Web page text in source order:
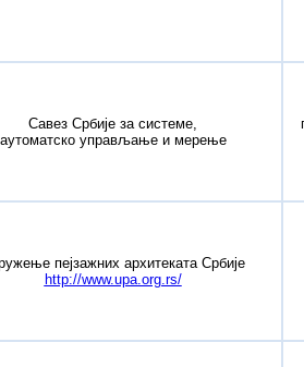
Савез Србије за системе,
аутоматско управљање и мерење
пејзажних архитеката Србије
http://www.upa.org.rs/